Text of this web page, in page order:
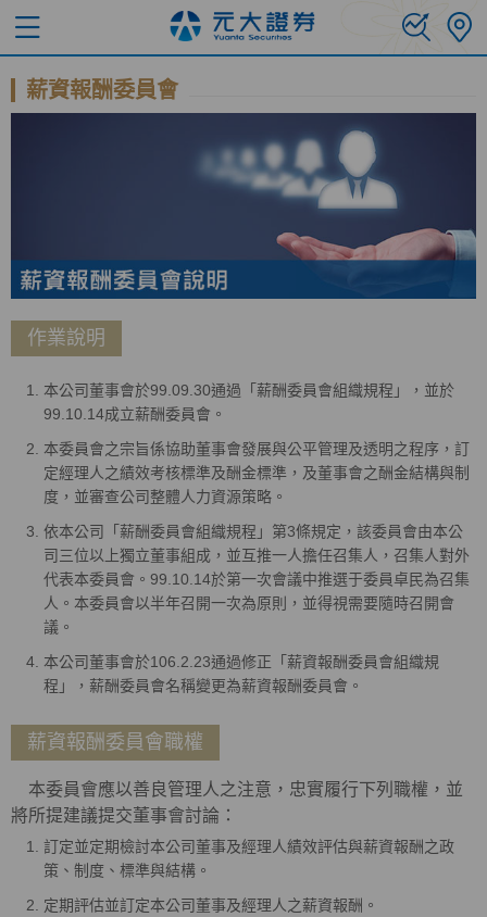
薪資報酬委員會
作業說明
本公司董事會於99.09.30通過「薪酬委員會組織規程」，並於
99.10.14成立薪酬委員會。
本委員會之宗旨係協助董事會發展與公平管理及透明之程序，訂
定經理人之績效考核標準及酬金標準，及董事會之酬金結構與制
度，並審查公司整體人力資源策略。
依本公司「薪酬委員會組織規程」第3條規定，該委員會由本公
司三位以上獨立董事組成，並互推一人擔任召集人，召集人對外
代表本委員會。99.10.14於第一次會議中推選于委員卓民為召集
人。本委員會以半年召開一次為原則，並得視需要隨時召開會
議。
本公司董事會於106.2.23通過修正「薪資報酬委員會組織規
程」，薪酬委員會名稱變更為薪資報酬委員會。
薪資報酬委員會職權
本委員會應以善良管理人之注意，忠實履行下列職權，並
將所提建議提交董事會討論：
訂定並定期檢討本公司董事及經理人績效評估與薪資報酬之政
策、制度、標準與結構。
定期評估並訂定本公司董事及經理人之薪資報酬。